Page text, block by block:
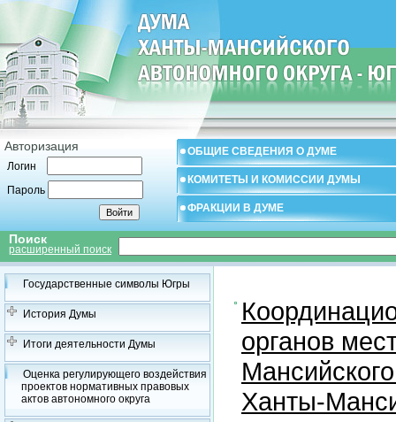
Авторизация
Логин
Пароль
ОБЩИЕ СВЕДЕНИЯ О ДУМЕ
КОМИТЕТЫ И КОМИССИИ ДУМЫ
ФРАКЦИИ В ДУМЕ
Поиск
расширенный поиск
Государственные символы Югры
История Думы
Итоги деятельности Думы
Оценка регулирующего воздействия
проектов нормативных правовых
актов автономного округа
органов
Ханты-